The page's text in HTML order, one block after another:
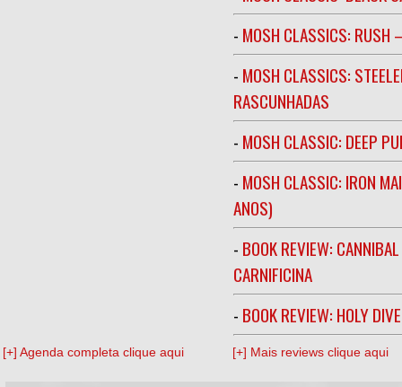
- MOSH CLASSICS: RUSH
- MOSH CLASSICS:
RASCUNHADAS
- MOSH CLASSIC: DEEP
- MOSH CLASSIC: IRON
ANOS)
- BOOK REVIEW:
CARNIFICINA
- BOOK REVIEW: HOLY
[+] Agenda completa clique aqui [+] Mais reviews clique aqui